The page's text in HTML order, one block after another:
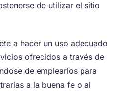
de utilizar el sitio
a hacer un uso adecuado
ofrecidos a través de
de emplearlos para
a la buena fe o al